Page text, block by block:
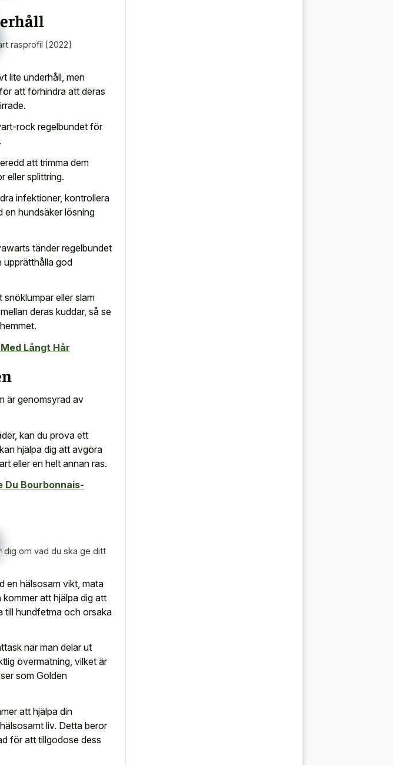
rasprofil [2022]
lite underhåll, men
att förhindra att deras
rock regelbundet för
att trimma dem
eller splittring.
infektioner, kontrollera
en hundsäker lösning
tänder regelbundet
god
eller slam
deras kuddar, så se
Långt Hår
är genomsyrad av
kan du prova ett
hjälpa dig att avgöra
eller en helt annan ras.
Du Bourbonnais-
dig om vad du ska ge ditt
en hälsosam vikt, mata
att hjälpa dig att
till hundfetma och orsaka
när man delar ut
övermatning, vilket är
som Golden
att hjälpa din
liv. Detta beror
för att tillgodose dess